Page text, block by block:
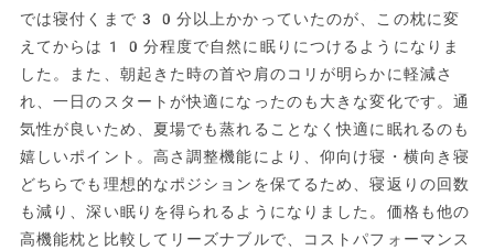
では寝付くまで30分以上かかっていたのが、この枕に変
えてからは10分程度で自然に眠りにつけるようになりま
した。また、朝起きた時の首や肩のコリが明らかに軽減さ
れ、一日のスタートが快適になったのも大きな変化です。通
気性が良いため、夏場でも蒸れることなく快適に眠れるのも
嬉しいポイント。高さ調整機能により、仰向け寝・横向き寝
どちらでも理想的なポジションを保てるため、寝返りの回数
も減り、深い眠りを得られるようになりました。価格も他の
高機能枕と比較してリーズナブルで、コストパフォーマンス